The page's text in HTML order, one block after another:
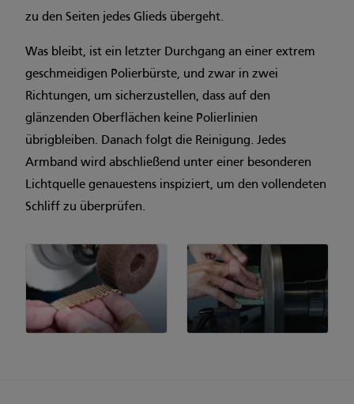
zu den Seiten jedes Glieds übergeht.
Was bleibt, ist ein letzter Durchgang an einer extrem
geschmeidigen Polierbür­ste, und zwar in zwei
Richtungen, um sicherzustellen, dass auf den
glänzenden Oberflächen keine Polierlinien
übrigbleiben. Danach folgt die Reinigung. Jedes
Armband wird abschließend unter einer besonderen
Lichtquelle genauestens in­spiziert, um den vollendeten
Schliff zu überprüfen.